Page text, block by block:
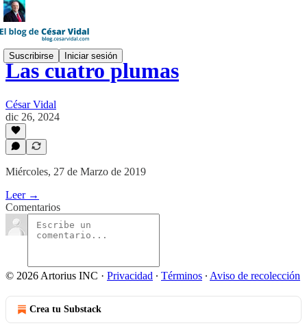
Suscribirse Iniciar sesión
Las cuatro plumas
César Vidal
dic 26, 2024
Miércoles, 27 de Marzo de 2019
Leer →
Comentarios
© 2026 Artorius INC · Privacidad ∙ Términos ∙ Aviso de recolección
Crea tu Substack